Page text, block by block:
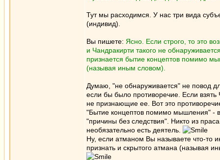
Тут мы расходимся. У нас три вида
(индивид).
Вы пишете: Ясно. Если строго, то это
и Чандракирти такого не
признается бытие концептов помимо
(называя иным словом).
Думаю, "не обнаруживается" не повод
если бы было противоречие. Если взять
не признающие ее. Вот это
"Бытие концептов помимо мышления" -
"причины без следствия". Никто из
необязательно есть деятель.
Ну, если атманом Вы называете что-то
признать и скрытого атмана (называя